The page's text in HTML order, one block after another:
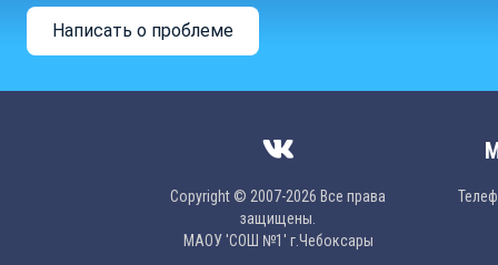
Написать о проблеме
Copyright © 2007-2026 Все права
защищены.
МAОУ 'CОШ №1' г.Чебоксары